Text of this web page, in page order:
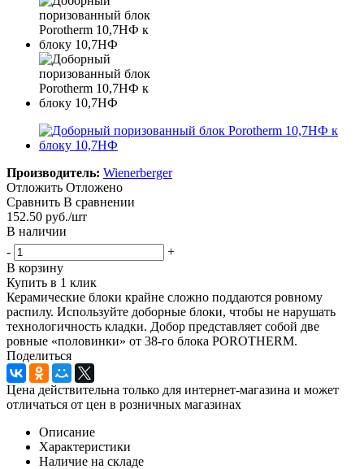
Производитель: Wienerberger
Отложить Отложено
Сравнить В сравнении
152.50 руб./шт
В наличии
-
+
В корзину
Купить в 1 клик
Керамические блоки крайне сложно поддаются ровному
распилу. Используйте доборные блоки, чтобы не нарушать
технологичность кладки. Добор представляет собой две
ровные «половинки» от 38-го блока POROTHERM.
Поделиться
Цена действительна только для интернет-магазина и может
отличаться от цен в розничных магазинах
Описание
Характеристики
Наличие на складе